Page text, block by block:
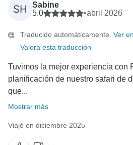
SH
Sabine
5.0
•abril 2026
Traducido automáticamente. Ver
Valora esta traducción
Tuvimos la mejor experiencia con
planificación de nuestro safari de
que...
Mostrar más
Viajó en diciembre 2025